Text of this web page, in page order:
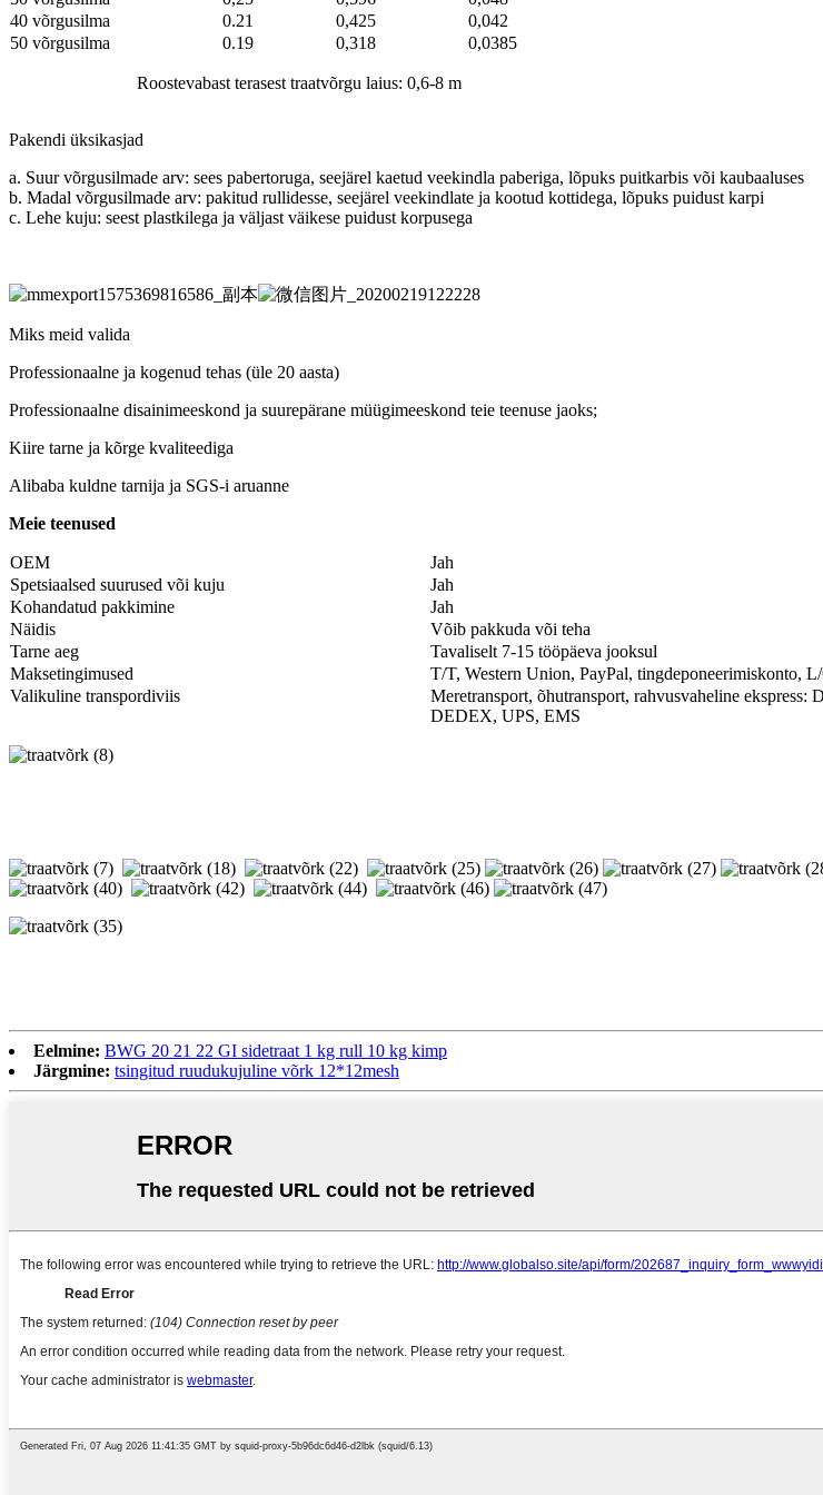
40 võrgusilma
0.21 0,425
0,042
50 võrgusilma
0.19 0,318 0,0385
Roostevabast terasest traatvõrgu laius: 0,6-8 m
Pakendi üksikasjad
a. Suur võrgusilmade arv: sees pabertoruga, seejärel kaetud veekindla paberiga, lõpuks puitkarbis või kaubaaluses
b. Madal võrgusilmade arv: pakitud rullidesse, seejärel veekindlate ja kootud kottidega, lõpuks puidust karpi
c. Lehe kuju: seest plastkilega ja väljast väikese puidust korpusega
Miks meid valida
Professionaalne ja kogenud tehas (üle 20 aasta)
Professionaalne disainimeeskond ja suurepärane müügimeeskond teie teenuse jaoks;
Kiire tarne ja kõrge kvaliteediga
Alibaba kuldne tarnija ja SGS-i aruanne
Meie teenused
OEM
Jah
Spetsiaalsed suurused või kuju
Jah
Kohandatud pakkimine
Jah
Näidis
Võib pakkuda või teha
Tarne aeg
Tavaliselt 7-15 tööpäeva jooksul
Maksetingimused
T/T, Western Union, PayPal, tingdeponeerimiskonto,
Valikuline transpordiviis
Meretransport, õhutransport, rahvusvaheline ekspress:
DEDEX, UPS, EMS
Eelmine: BWG 20 21 22 GI sidetraat 1 kg rull 10 kg kimp
Järgmine: tsingitud ruudukujuline võrk 12*12mesh